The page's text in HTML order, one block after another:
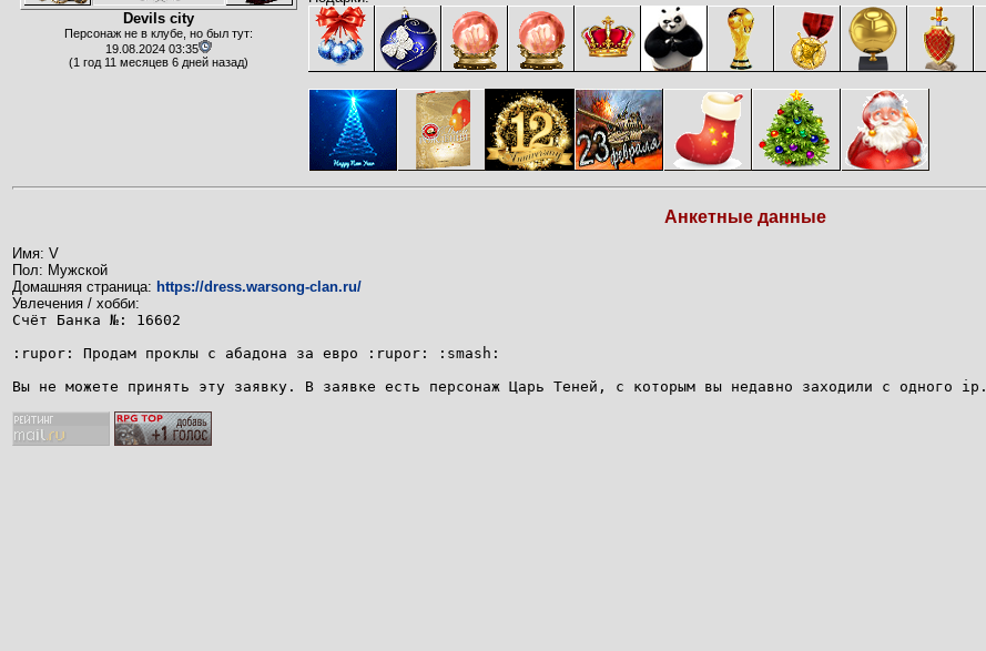
Devils city
Персонаж не в клубе, но был тут:
19.08.2024 03:35
(1 год 11 месяцев 6 дней назад)
Анкетные данные
Имя: V
Пол: Мужской
Домашняя страница: https://dress.warsong-clan.ru/
Увлечения / хобби:
Счёт Банка №: 16602
:rupor: Продам проклы с абадона за евро :rupor: :smash:
Вы не можете принять эту заявку. В заявке есть персонаж Царь Теней, с которым вы недавно заходили с одного ip.